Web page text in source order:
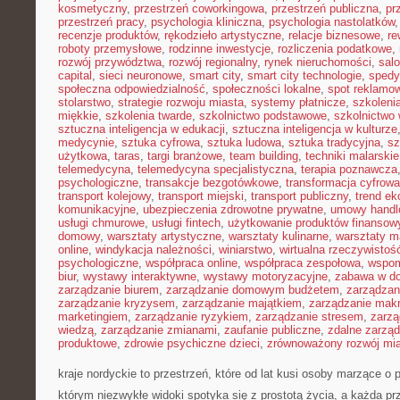
kosmetyczny, przestrzeń coworkingowa, przestrzeń publiczna,
przestrzeń pracy, psychologia kliniczna, psychologia nastolatków
recenzje produktów, rękodzieło artystyczne, relacje biznesowe,
roboty przemysłowe, rodzinne inwestycje, rozliczenia podatkowe,
rozwój przywództwa, rozwój regionalny, rynek nieruchomości,
capital , sieci neuronowe, smart city, smart city technologie,
społeczna odpowiedzialność, społeczności lokalne, spot
stolarstwo, strategie rozwoju miasta, systemy płatnicze,
miękkie, szkolenia twarde, szkolnictwo podstawowe, szkolnictwo
sztuczna inteligencja w edukacji, sztuczna inteligencja w kulturze
medycynie, sztuka cyfrowa, sztuka ludowa, sztuka tradycyjna,
użytkowa, taras, targi branżowe, team building, techniki malarskie
telemedycyna, telemedycyna specjalistyczna, terapia poznawcza
psychologiczne, transakcje bezgotówkowe, transformacja cyfrowa
transport kolejowy, transport miejski, transport publiczny, trend
komunikacyjne, ubezpieczenia zdrowotne prywatne, umowy
usługi chmurowe, usługi fintech, użytkowanie produktów
domowy, warsztaty artystyczne, warsztaty kulinarne, warsztaty
online, windykacja należności, winiarstwo, wirtualna
psychologiczne, współpraca online, współpraca zespołowa,
biur, wystawy interaktywne, wystawy motoryzacyjne, zabawa w
zarządzanie biurem, zarządzanie domowym budżetem,
zarządzanie kryzysem, zarządzanie majątkiem, zarządzanie
marketingiem, zarządzanie ryzykiem, zarządzanie stresem,
wiedzą, zarządzanie zmianami, zaufanie publiczne, zdalne
produktowe, zdrowie psychiczne dzieci, zrównoważony rozwój
kraje nordyckie to przestrzeń, które od lat kusi osoby marzące o
którym niezwykłe widoki spotyka się z prostotą życia, a każda